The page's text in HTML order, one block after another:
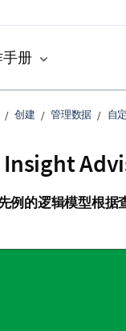
册
创建 管理数据 自
Insight
例的逻辑模型根